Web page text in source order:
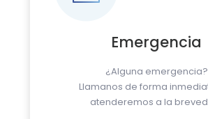
Emergencia
¿Alguna emergencia?
Llamanos de forma
atenderemos a la